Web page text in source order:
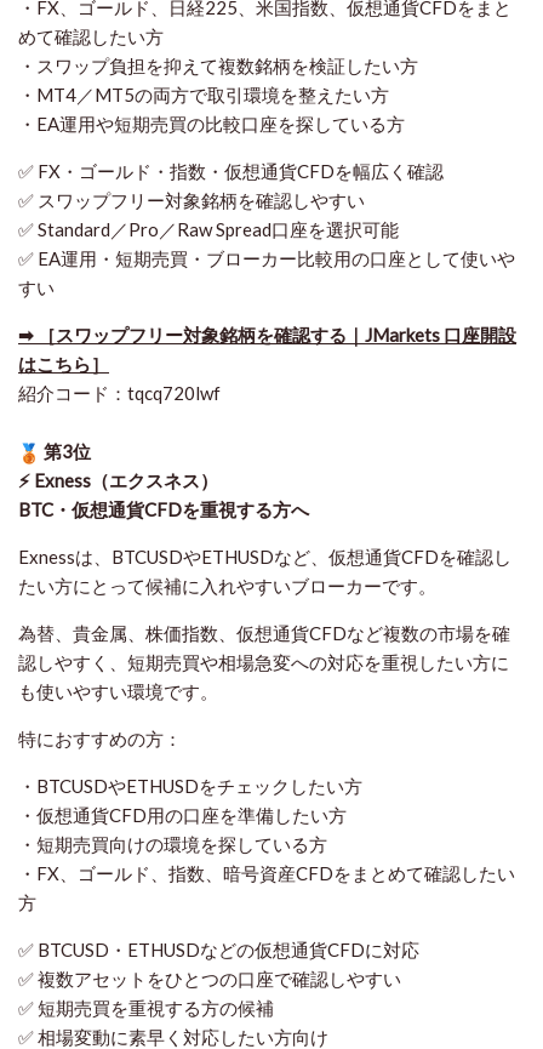
・FX、ゴールド、日経225、米国指数、仮想通貨CFDをまと
めて確認したい方
・スワップ負担を抑えて複数銘柄を検証したい方
・MT4／MT5の両方で取引環境を整えたい方
・EA運用や短期売買の比較口座を探している方
✅ FX・ゴールド・指数・仮想通貨CFDを幅広く確認
✅ スワップフリー対象銘柄を確認しやすい
✅ Standard／Pro／Raw Spread口座を選択可能
✅ EA運用・短期売買・ブローカー比較用の口座として使いや
すい
➡ ［スワップフリー対象銘柄を確認する｜JMarkets 口座開設
はこちら］
紹介コード：tqcq720lwf
第3位
⚡ Exness（エクスネス）
BTC・仮想通貨CFDを重視する方へ
Exnessは、BTCUSDやETHUSDなど、仮想通貨CFDを確認し
たい方にとって候補に入れやすいブローカーです。
為替、貴金属、株価指数、仮想通貨CFDなど複数の市場を確
認しやすく、短期売買や相場急変への対応を重視したい方に
も使いやすい環境です。
特におすすめの方：
・BTCUSDやETHUSDをチェックしたい方
・仮想通貨CFD用の口座を準備したい方
・短期売買向けの環境を探している方
・FX、ゴールド、指数、暗号資産CFDをまとめて確認したい
方
✅ BTCUSD・ETHUSDなどの仮想通貨CFDに対応
✅ 複数アセットをひとつの口座で確認しやすい
✅ 短期売買を重視する方の候補
✅ 相場変動に素早く対応したい方向け